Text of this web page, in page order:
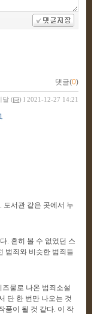
댓글(0)
달 ( ) l 2021-12-27 14:21
도서관 같은 곳에서 누
. 흔히 볼 수 없었던 스
범죄와 비슷한 범죄들
물로 나온 범죄소설
단 한 번만 나오는 것
품이 될 것 같다. 이 작